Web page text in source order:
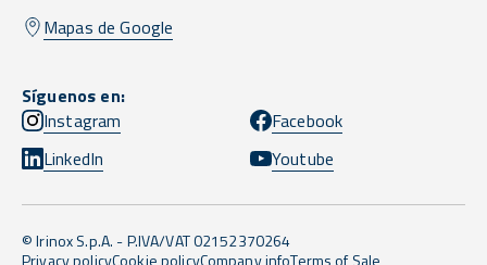
Mapas de Google
Síguenos en:
Instagram
Facebook
LinkedIn
Youtube
© Irinox S.p.A. - P.IVA/VAT 02152370264
Privacy policyCookie policyCompany infoTerms of Sale